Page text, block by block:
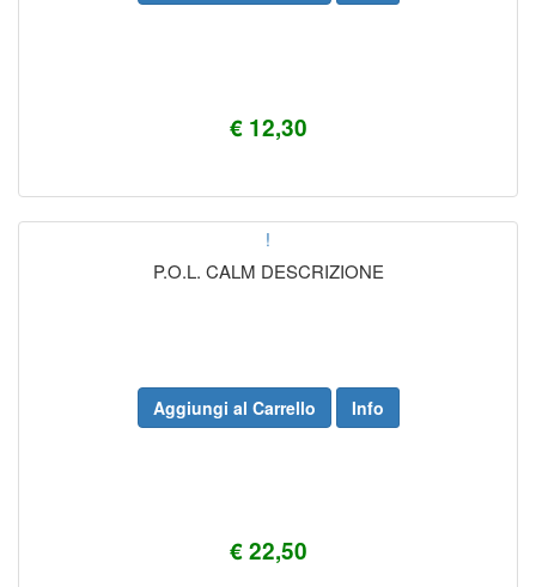
€ 12,30
!
P.O.L. CALM DESCRIZIONE
€ 22,50
Aggiungi al Carrello Info